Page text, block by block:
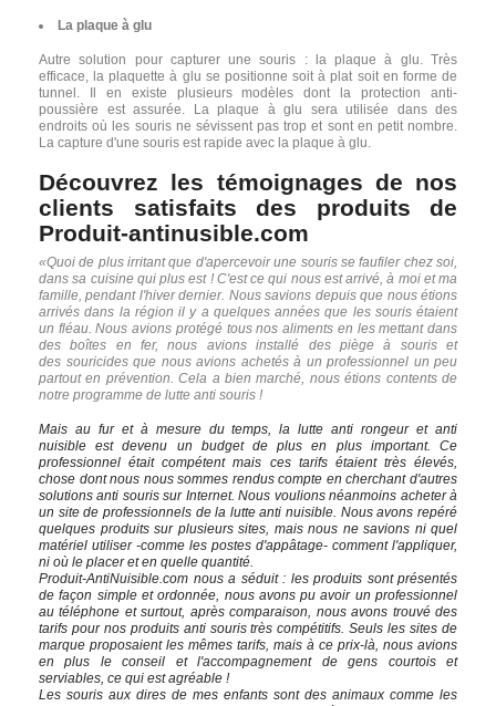
La plaque à glu
Autre solution pour capturer une souris : la plaque à glu. Très
efficace, la plaquette à glu se positionne soit à plat soit en forme de
tunnel. Il en existe plusieurs modèles dont la protection anti-
poussière est assurée. La plaque à glu sera utilisée dans des
endroits où les souris ne sévissent pas trop et sont en petit nombre.
La capture d'une souris est rapide avec la plaque à glu.
Découvrez les témoignages de nos
clients satisfaits des produits de
Produit-antinusible.com
«Quoi de plus irritant que d'apercevoir une souris se faufiler chez soi,
dans sa cuisine qui plus est ! C'est ce qui nous est arrivé, à moi et ma
famille, pendant l'hiver dernier. Nous savions depuis que nous étions
arrivés dans la région il y a quelques années que les souris étaient
un fléau. Nous avions protégé tous nos aliments en les mettant dans
des boîtes en fer, nous avions installé des piège à souris et
des souricides que nous avions achetés à un professionnel un peu
partout en prévention. Cela a bien marché, nous étions contents de
notre programme de lutte anti souris !
Mais au fur et à mesure du temps, la lutte anti rongeur et anti
nuisible est devenu un budget de plus en plus important. Ce
professionnel était compétent mais ces tarifs étaient très élevés,
chose dont nous nous sommes rendus compte en cherchant d'autres
solutions anti souris sur Internet. Nous voulions néanmoins acheter à
un site de professionnels de la lutte anti nuisible. Nous avons repéré
quelques produits sur plusieurs sites, mais nous ne savions ni quel
matériel utiliser -comme les postes d'appâtage- comment l'appliquer,
ni où le placer et en quelle quantité.
Produit-AntiNuisible.com nous a séduit : les produits sont présentés
de façon simple et ordonnée, nous avons pu avoir un professionnel
au téléphone et surtout, après comparaison, nous avons trouvé des
tarifs pour nos produits anti souris très compétitifs. Seuls les sites de
marque proposaient les mêmes tarifs, mais à ce prix-là, nous avions
en plus le conseil et l'accompagnement de gens courtois et
serviables, ce qui est agréable !
Les souris aux dires de mes enfants sont des animaux comme les